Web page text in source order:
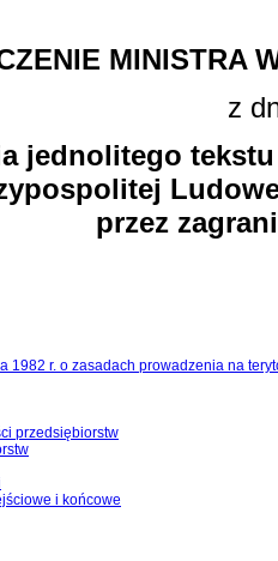
MINISTRA
z
jednolitego
przez
1982 r. o zasadach prowadzenia na
przedsiębiorstw
i końcowe